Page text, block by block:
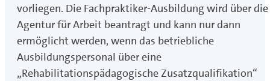
vorliegen. Die Fachpraktiker-Ausbildung wird über die
Agentur für Arbeit beantragt und kann nur dann
ermöglicht werden, wenn das betriebliche
Ausbildungspersonal über eine
„Rehabilitationspädagogische Zusatzqualifikation“